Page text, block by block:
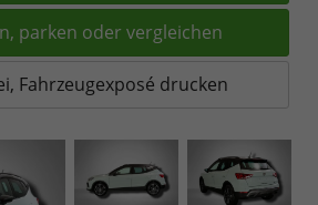
parken oder vergleichen
Fahrzeugexposé drucken